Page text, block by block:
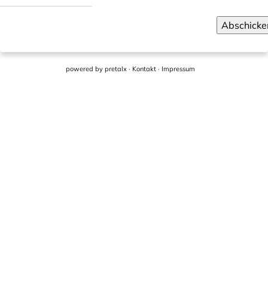
powered by pretalx · Kontakt · Impressum